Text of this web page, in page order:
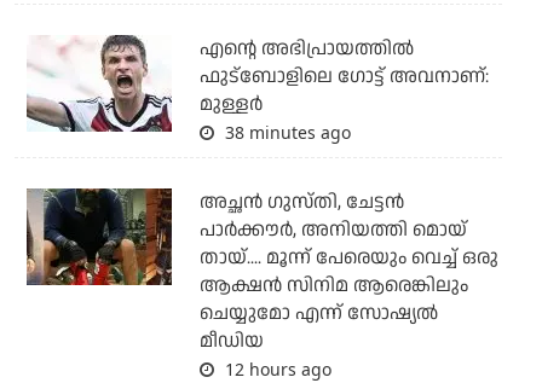
എന്റെ അഭിപ്രായത്തില്‍
ഫുട്‌ബോളിലെ ഗോട്ട് അവനാണ്:
മുള്ളര്‍
38 minutes ago
അച്ഛന്‍ ഗുസ്തി, ചേട്ടന്‍
പാര്‍ക്കൗര്‍, അനിയത്തി മൊയ്
തായ്.... മൂന്ന് പേരെയും വെച്ച് ഒരു
ആക്ഷന്‍ സിനിമ ആരെങ്കിലും
ചെയ്യുമോ എന്ന് സോഷ്യല്‍
മീഡിയ
12 hours ago